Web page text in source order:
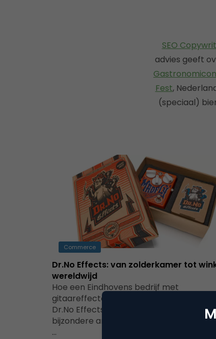
SEO
advies geeft
Gastronomicon
Fest,
(speciaal)
Commerce
Dr.No Effects: van zolderkamer tot
wereldwijd
Hoe een Eindhovens bedrijf met
gitaareffecten de (muziek)wereld
Dr.No Effects is een Eindhovens bedrijf
bijzondere analoge gitaareffecten
…